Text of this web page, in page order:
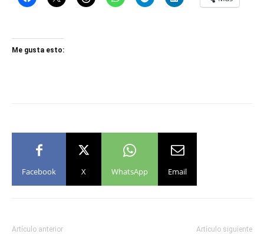
Me gusta esto:
Facebook X WhatsApp Email
Artículo anterior Artículo siguiente